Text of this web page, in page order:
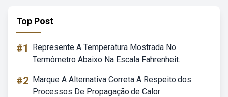
Top Post
#1
Represente A Temperatura Mostrada No
Termômetro Abaixo Na Escala Fahrenheit.
#2 Marque A Alternativa Correta A Respeito.dos
Processos De Propagação.de Calor